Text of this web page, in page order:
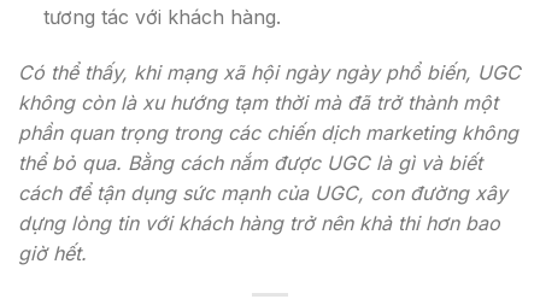
tương tác với khách hàng.
Có thể thấy, khi mạng xã hội ngày ngày phổ biến, UGC
không còn là xu hướng tạm thời mà đã trở thành một
phần quan trọng trong các chiến dịch marketing không
thể bỏ qua. Bằng cách nắm được UGC là gì và biết
cách để tận dụng sức mạnh của UGC, con đường xây
dựng lòng tin với khách hàng trở nên khả thi hơn bao
giờ hết.